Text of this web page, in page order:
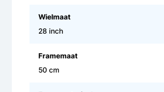
Wielmaat
28 inch
Framemaat
50 cm